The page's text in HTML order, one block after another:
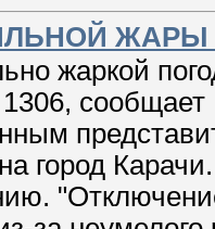
ЖАРЫ
жаркой
город